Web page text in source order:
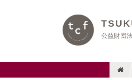
公益財団